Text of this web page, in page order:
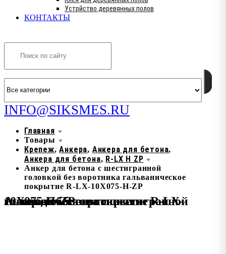
Устрйство деревянных полов
КОНТАКТЫ
INFO@SIKSMES.RU
Главная
Товары
Крепеж,Анкера, Анкера для бетона,
Анкера для бетона, R-LX H ZP
Анкер для бетона с шестигранной
головкой без воротника гальваническое
покрытие R-LX-10X075-H-ZP
Анкер для бетона с шестигранной головкой без воротника гальваническое покрытие R-LX-10X075-H-ZP